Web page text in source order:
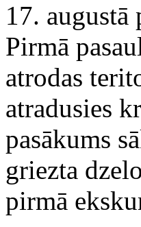
17.
Pirmā
atrodas
atradusies
pasākums
griezta
pirmā